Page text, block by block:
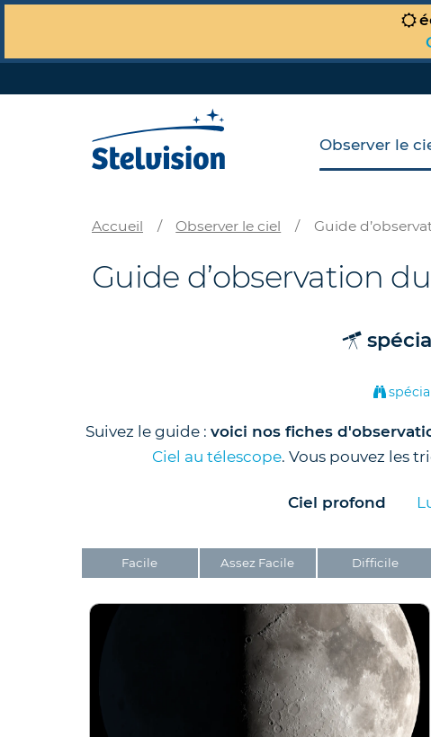
Observer le
Accueil / Observer le ciel / Guide
Guide d’observation
Suivez le guide : voici nos fiches
Ciel au télescope. Vous pouvez les
Ciel profond
Facile Assez Facile Difficile